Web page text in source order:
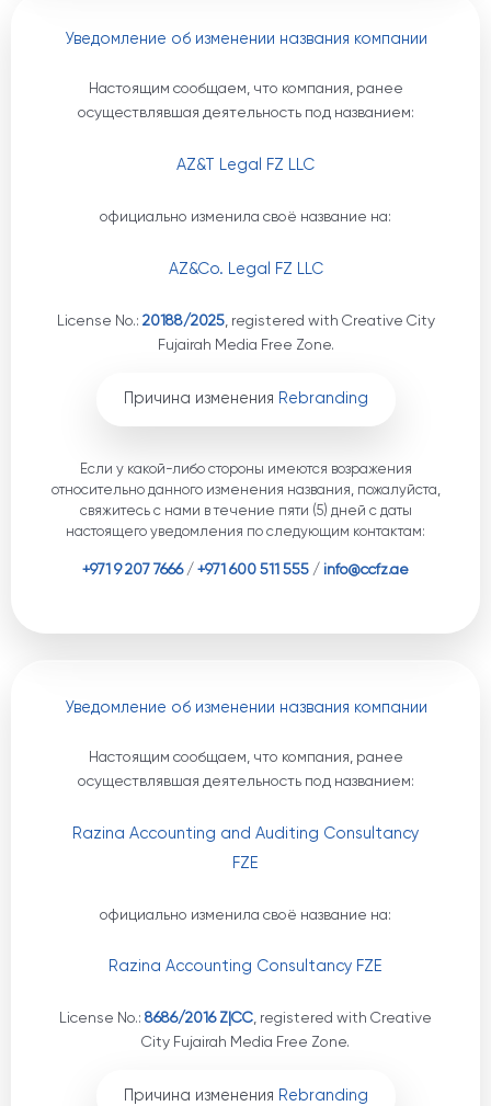
Уведомление об изменении названия компании
Настоящим сообщаем, что компания, ранее
осуществлявшая деятельность под названием:
AZ&T Legal FZ LLC
официально изменила своё название на:
AZ&Co. Legal FZ LLC
License No.: 20188/2025, registered with Creative City
Fujairah Media Free Zone.
Причина изменения Rebranding
Если у какой-либо стороны имеются возражения
относительно данного изменения названия, пожалуйста,
свяжитесь с нами в течение пяти (5) дней с даты
настоящего уведомления по следующим контактам:
+971 9 207 7666/ +971 600 511 555 / info@ccfz.ae
Уведомление об изменении названия компании
Настоящим сообщаем, что компания, ранее
осуществлявшая деятельность под названием:
Razina Accounting and Auditing Consultancy
FZE
официально изменила своё название на:
Razina Accounting Consultancy FZE
License No.: 8686/2016 Z|CC, registered with Creative
City Fujairah Media Free Zone.
Причина изменения Rebranding